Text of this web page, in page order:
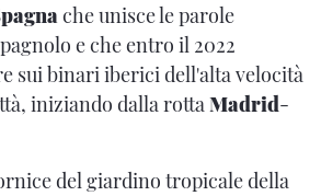
che unisce le parole
e che entro il 2022
sui binari iberici dell'alta velocità
iniziando dalla rottaMadrid-
del giardino tropicale della